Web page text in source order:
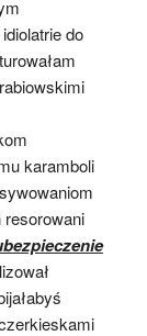
do
karamboli